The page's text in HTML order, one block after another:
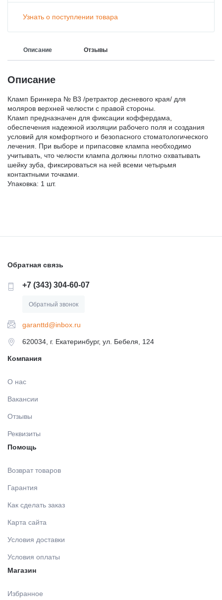
Узнать о поступлении товара
Описание Отзывы
Описание
Кламп Бринкера № B3 /ретрактор десневого края/ для
моляров верхней челюсти с правой стороны.
Кламп предназначен для фиксации коффердама,
обеспечения надежной изоляции рабочего поля и создания
условий для комфортного и безопасного стоматологического
лечения. При выборе и припасовке клампа необходимо
учитывать, что челюсти клампа должны плотно охватывать
шейку зуба, фиксироваться на ней всеми четырьмя
контактными точками.
Упаковка: 1 шт.
Обратная связь
+7 (343) 304-60-07
Обратный звонок
garanttd@inbox.ru
620034, г. Екатеринбург, ул. Бебеля, 124
Компания
О нас
Вакансии
Отзывы
Реквизиты
Помощь
Возврат товаров
Гарантия
Как сделать заказ
Карта сайта
Условия доставки
Условия оплаты
Магазин
Избранное